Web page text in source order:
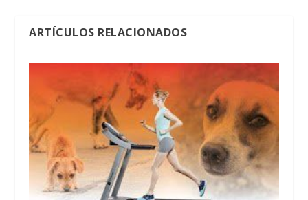
ARTÍCULOS RELACIONADOS